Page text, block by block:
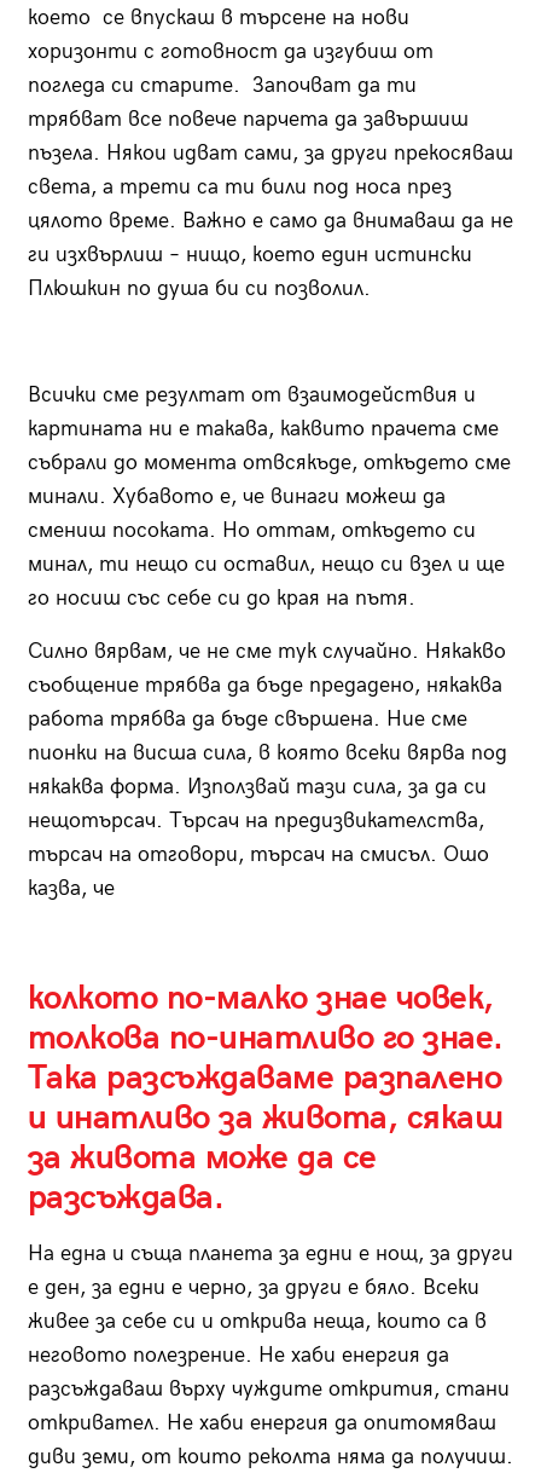
което се впускаш в търсене на нови
хоризонти с готовност да изгубиш от
погледа си старите. Започват да ти
трябват все повече парчета да завършиш
пъзела. Някои идват сами, за други прекосяваш
света, а трети са ти били под носа през
цялото време. Важно е само да внимаваш да не
ги изхвърлиш – нищо, което един истински
Плюшкин по душа би си позволил.
Всички сме резултат от взаимодействия и
картината ни е такава, каквито прачета сме
събрали до момента отвсякъде, откъдето сме
минали. Хубавото е, че винаги можеш да
смениш посоката. Но оттам, откъдето си
минал, ти нещо си оставил, нещо си взел и ще
го носиш със себе си до края на пътя.
Силно вярвам, че не сме тук случайно. Някакво
съобщение трябва да бъде предадено, някаква
работа трябва да бъде свършена. Ние сме
пионки на висша сила, в която всеки вярва под
някаква форма. Използвай тази сила, за да си
нещотърсач. Търсач на предизвикателства,
търсач на отговори, търсач на смисъл. Ошо
казва, че
колкото по-малко знае човек,
толкова по-инатливо го знае.
Така разсъждаваме разпалено
и инатливо за живота, сякаш
за живота може да се
разсъждава.
На една и съща планета за едни е нощ, за други
е ден, за едни е черно, за други е бяло. Всеки
живее за себе си и открива неща, които са в
неговото полезрение. Не хаби енергия да
разсъждаваш върху чуждите открития, стани
откривател. Не хаби енергия да опитомяваш
диви земи, от които реколта няма да получиш.